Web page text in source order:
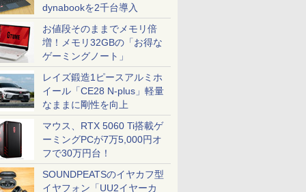
dynabookを2千台導入
お値段そのままでメモリ倍
増！メモリ32GBの「お得な
ゲーミングノート」
レイズ鍛造1ピースアルミホ
イール「CE28 N-plus」軽量
なままに剛性を向上
マウス、RTX 5060 Ti搭載ゲ
ーミングPCが7万5,000円オ
フで30万円台！
SOUNDPEATSのイヤカフ型
イヤフォン「UU2イヤーカ